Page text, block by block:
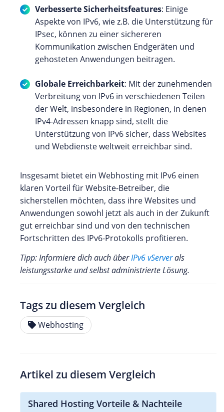
Verbesserte Sicherheitsfeatures: Einige
Aspekte von IPv6, wie z.B. die Unterstützung für
IPsec, können zu einer sichereren
Kommunikation zwischen Endgeräten und
gehosteten Anwendungen beitragen.
Globale Erreichbarkeit: Mit der zunehmenden
Verbreitung von IPv6 in verschiedenen Teilen
der Welt, insbesondere in Regionen, in denen
IPv4-Adressen knapp sind, stellt die
Unterstützung von IPv6 sicher, dass Websites
und Webdienste weltweit erreichbar sind.
Insgesamt bietet ein Webhosting mit IPv6 einen
klaren Vorteil für Website-Betreiber, die
sicherstellen möchten, dass ihre Websites und
Anwendungen sowohl jetzt als auch in der Zukunft
gut erreichbar sind und von den technischen
Fortschritten des IPv6-Protokolls profitieren.
Tipp: Informiere dich auch überIPv6 vServerals
leistungsstarke und selbst administrierte Lösung.
Tags zu diesem Vergleich
Webhosting
Artikel zu diesem Vergleich
Shared Hosting Vorteile & Nachteile